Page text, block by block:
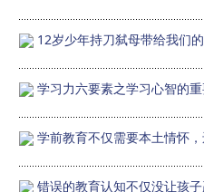
12岁少年持刀弑母带给我们
学习力六要素之学习心智的
学前教育不仅需要本土情怀
错误的教育认知不仅没让孩